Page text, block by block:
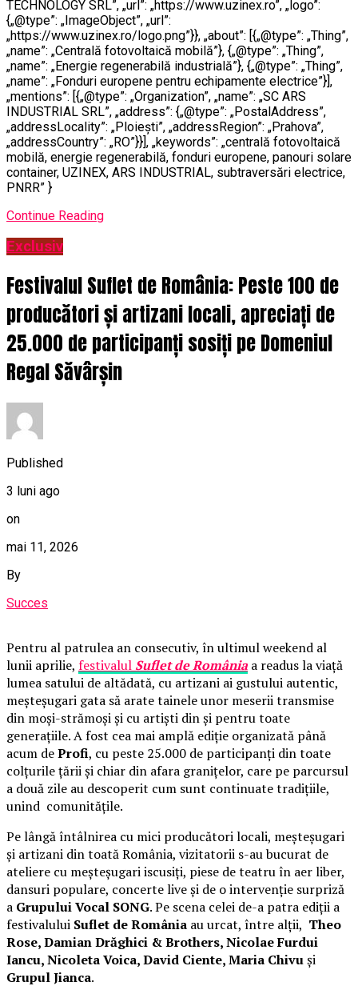
TECHNOLOGY SRL”, „url”: „https://www.uzinex.ro”, „logo”:
{„@type”: „ImageObject”, „url”:
„https://www.uzinex.ro/logo.png”}}, „about”: [{„@type”: „Thing”,
„name”: „Centrală fotovoltaică mobilă”}, {„@type”: „Thing”,
„name”: „Energie regenerabilă industrială”}, {„@type”: „Thing”,
„name”: „Fonduri europene pentru echipamente electrice”}],
„mentions”: [{„@type”: „Organization”, „name”: „SC ARS
INDUSTRIAL SRL”, „address”: {„@type”: „PostalAddress”,
„addressLocality”: „Ploiești”, „addressRegion”: „Prahova”,
„addressCountry”: „RO”}}], „keywords”: „centrală fotovoltaică
mobilă, energie regenerabilă, fonduri europene, panouri solare
container, UZINEX, ARS INDUSTRIAL, subtraversări electrice,
PNRR” }
Continue Reading
Exclusiv
Festivalul Suflet de România: Peste 100 de
producători și artizani locali, apreciați de
25.000 de participanți sosiți pe Domeniul
Regal Săvârșin
Published
3 luni ago
on
mai 11, 2026
By
Succes
Pentru al patrulea an consecutiv, în ultimul weekend al
lunii aprilie, festivalul Suflet de România a readus la viață
lumea satului de altădată, cu artizani ai gustului autentic,
meșteșugari gata să arate tainele unor meserii transmise
din moși-strămoși și cu artiști din și pentru toate
generațiile. A fost cea mai amplă ediție organizată până
acum deProfi, cu peste 25.000 de participanți din toate
colțurile țării și chiar din afara granițelor, care pe parcursul
a două zile au descoperit cum sunt continuate tradițiile,
unind comunitățile.
Pe lângă întâlnirea cu mici producători locali, meșteșugari
și artizani din toată România, vizitatorii s-au bucurat de
ateliere cu meșteșugari iscusiți, piese de teatru în aer liber,
dansuri populare, concerte live și de o intervenție surpriză
a Grupului Vocal SONG. Pe scena celei de-a patra ediții a
festivalului Suflet de România au urcat, între alții, Theo
Rose, Damian Drăghici & Brothers, Nicolae Furdui
Iancu, Nicoleta Voica, David Ciente, Maria Chivuși
Grupul Jianca.